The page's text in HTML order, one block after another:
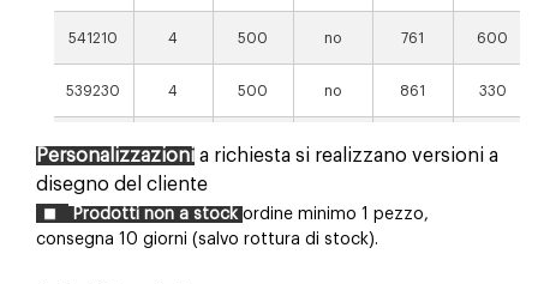
541210 4 500 no 761 600
539230 4 500 no 861 330
539240 4 500 600
Personalizzazioni a richiesta si realizzano versioni a
disegno del cliente
Prodotti non a stock ordine minimo 1 pezzo,
consegna 10 giorni (salvo rottura di stock).